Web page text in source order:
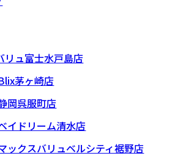
リュ富士水戸島店
茅ヶ崎店
岡呉服町店
イドリーム清水店
ックスバリュベルシティ裾野店